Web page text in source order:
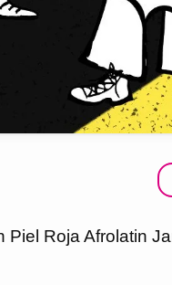
Roja Afrolatin